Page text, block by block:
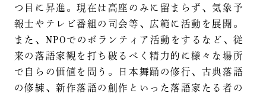
つ目に昇進。現在は高座のみに留まらず、気象予
報士やテレビ番組の司会等、広範に活動を展開。
また、NPOでのボランティア活動をするなど、従
来の落語家観を打ち破るべく精力的に様々な場所
で自らの価値を問う。日本舞踊の修行、古典落語
の修練、新作落語の創作といった落語家たる者の